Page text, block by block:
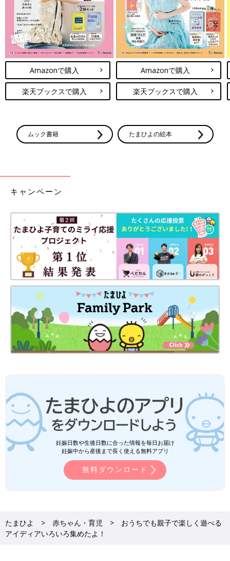
Amazonで購入
楽天ブックスで購入
Amazonで購入
楽天ブックスで購入
ムック書籍 たまひよの絵本
キャンペーン
妊娠日数や生後日数に合った情報を毎日お届け
妊娠中から産後まで長く使える無料アプリ
無料ダウンロード
たまひよ 赤ちゃん・育児
おうちでも親子で楽しく遊べる
アイディアいろいろ集めたよ！